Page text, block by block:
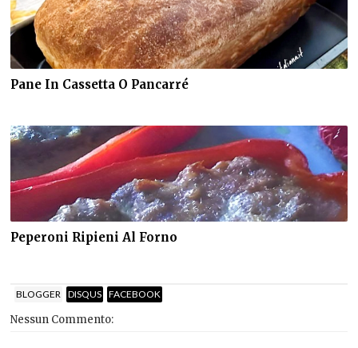
Pane In Cassetta O Pancarré
Peperoni Ripieni Al Forno
BLOGGER DISQUS FACEBOOK
Nessun Commento: